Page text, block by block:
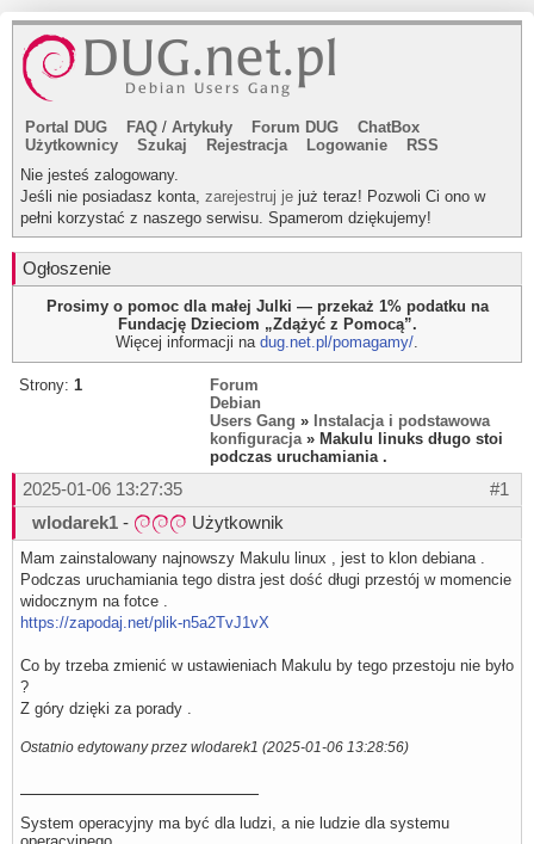
Portal DUG FAQ / Artykuły Forum DUG
ChatBox
Użytkownicy
Szukaj Rejestracja Logowanie
RSS
Nie jesteś zalogowany.
Jeśli nie posiadasz konta, zarejestruj je już teraz! Pozwoli Ci ono w
pełni korzystać z naszego serwisu. Spamerom dziękujemy!
Ogłoszenie
Prosimy o pomoc dla małej Julki — przekaż 1% podatku na
Fundację Dzieciom „Zdążyć z Pomocą”.
Więcej informacji na dug.net.pl/pomagamy/.
Strony: 1
Forum
Debian
Users Gang » Instalacja i podstawowa
konfiguracja» Makulu linuks długo stoi
podczas uruchamiania .
#1
2025-01-06 13:27:35
wlodarek1 - Użytkownik
Mam zainstalowany najnowszy Makulu linux , jest to klon debiana .
Podczas uruchamiania tego distra jest dość długi przestój w momencie
widocznym na fotce .
https://zapodaj.net/plik-n5a2TvJ1vX
Co by trzeba zmienić w ustawieniach Makulu by tego przestoju nie było
?
Z góry dzięki za porady .
Ostatnio edytowany przez wlodarek1 (2025-01-06 13:28:56)
System operacyjny ma być dla ludzi, a nie ludzie dla systemu